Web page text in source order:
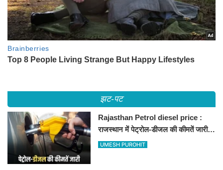
झट-पट
Rajasthan Petrol diesel price :
राजस्थान में पेट्रोल-डीजल की कीमतें जारी,
जानिए बीकानेर समेत पुरे प्रदेश में नए रेट
UMESH PUROHIT